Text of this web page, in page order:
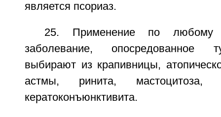
является псориаз.
25. Применение по любому
заболевание, опосредованное
выбирают из крапивницы,
астмы, ринита, мастоцитоза,
кератоконъюнктивита.